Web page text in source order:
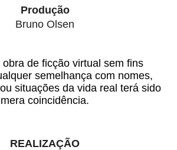
Produção
Bruno Olsen
obra de ficção virtual sem fins
semelhança com nomes,
situações da vida real terá sido
mera coincidência.
REALIZAÇÃO